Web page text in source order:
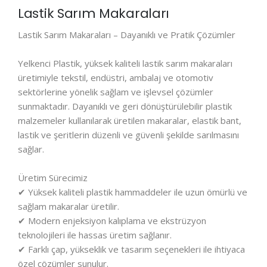
Lastik Sarım Makaraları
Lastik Sarım Makaraları – Dayanıklı ve Pratik Çözümler
Yelkenci Plastik, yüksek kaliteli lastik sarım makaraları
üretimiyle tekstil, endüstri, ambalaj ve otomotiv
sektörlerine yönelik sağlam ve işlevsel çözümler
sunmaktadır. Dayanıklı ve geri dönüştürülebilir plastik
malzemeler kullanılarak üretilen makaralar, elastik bant,
lastik ve şeritlerin düzenli ve güvenli şekilde sarılmasını
sağlar.
Üretim Sürecimiz
✔ Yüksek kaliteli plastik hammaddeler ile uzun ömürlü ve
sağlam makaralar üretilir.
✔ Modern enjeksiyon kalıplama ve ekstrüzyon
teknolojileri ile hassas üretim sağlanır.
✔ Farklı çap, yükseklik ve tasarım seçenekleri ile ihtiyaca
özel çözümler sunulur.